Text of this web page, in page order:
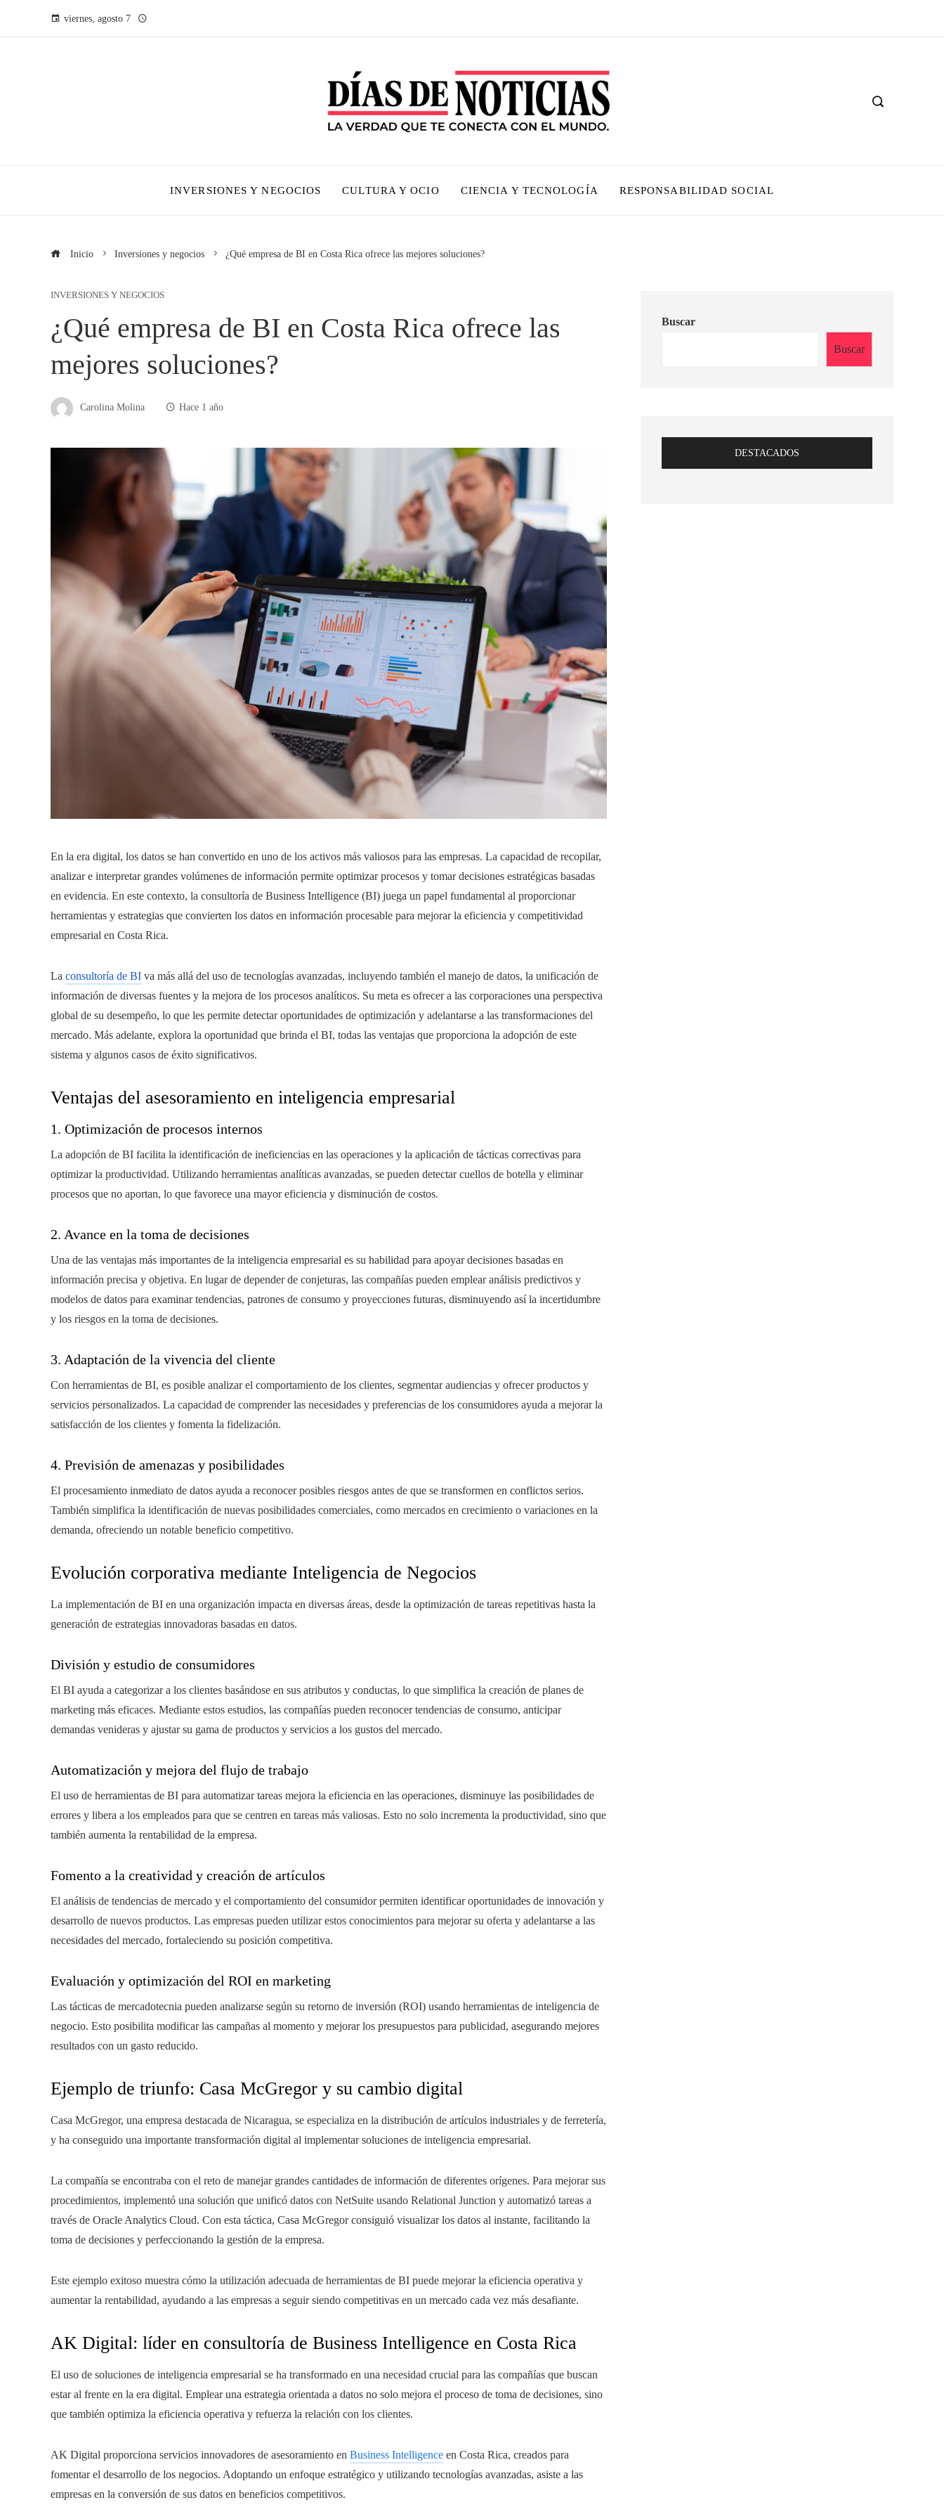
viernes, agosto 7
INVERSIONES Y NEGOCIOS CULTURA Y OCIO CIENCIA Y TECNOLOGÍA RESPONSABILIDAD SOCIAL
Inicio Inversiones y negocios ¿Qué empresa de BI en Costa Rica ofrece las mejores soluciones?
INVERSIONES Y NEGOCIOS
¿Qué empresa de BI en Costa Rica ofrece las
mejores soluciones?
Carolina Molina Hace 1 año
En la era digital, los datos se han convertido en uno de los activos más valiosos para las empresas. La capacidad de recopilar,
analizar e interpretar grandes volúmenes de información permite optimizar procesos y tomar decisiones estratégicas basadas
en evidencia. En este contexto, la consultoría de Business Intelligence (BI) juega un papel fundamental al proporcionar
herramientas y estrategias que convierten los datos en información procesable para mejorar la eficiencia y competitividad
empresarial en Costa Rica.
La consultoría de BI va más allá del uso de tecnologías avanzadas, incluyendo también el manejo de datos, la unificación de
información de diversas fuentes y la mejora de los procesos analíticos. Su meta es ofrecer a las corporaciones una perspectiva
global de su desempeño, lo que les permite detectar oportunidades de optimización y adelantarse a las transformaciones del
mercado. Más adelante, explora la oportunidad que brinda el BI, todas las ventajas que proporciona la adopción de este
sistema y algunos casos de éxito significativos.
Ventajas del asesoramiento en inteligencia empresarial
1. Optimización de procesos internos
La adopción de BI facilita la identificación de ineficiencias en las operaciones y la aplicación de tácticas correctivas para
optimizar la productividad. Utilizando herramientas analíticas avanzadas, se pueden detectar cuellos de botella y eliminar
procesos que no aportan, lo que favorece una mayor eficiencia y disminución de costos.
2. Avance en la toma de decisiones
Una de las ventajas más importantes de la inteligencia empresarial es su habilidad para apoyar decisiones basadas en
información precisa y objetiva. En lugar de depender de conjeturas, las compañías pueden emplear análisis predictivos y
modelos de datos para examinar tendencias, patrones de consumo y proyecciones futuras, disminuyendo así la incertidumbre
y los riesgos en la toma de decisiones.
3. Adaptación de la vivencia del cliente
Con herramientas de BI, es posible analizar el comportamiento de los clientes, segmentar audiencias y ofrecer productos y
servicios personalizados. La capacidad de comprender las necesidades y preferencias de los consumidores ayuda a mejorar la
satisfacción de los clientes y fomenta la fidelización.
4. Previsión de amenazas y posibilidades
El procesamiento inmediato de datos ayuda a reconocer posibles riesgos antes de que se transformen en conflictos serios.
También simplifica la identificación de nuevas posibilidades comerciales, como mercados en crecimiento o variaciones en la
demanda, ofreciendo un notable beneficio competitivo.
Evolución corporativa mediante Inteligencia de Negocios
La implementación de BI en una organización impacta en diversas áreas, desde la optimización de tareas repetitivas hasta la
generación de estrategias innovadoras basadas en datos.
División y estudio de consumidores
El BI ayuda a categorizar a los clientes basándose en sus atributos y conductas, lo que simplifica la creación de planes de
marketing más eficaces. Mediante estos estudios, las compañías pueden reconocer tendencias de consumo, anticipar
demandas venideras y ajustar su gama de productos y servicios a los gustos del mercado.
Automatización y mejora del flujo de trabajo
El uso de herramientas de BI para automatizar tareas mejora la eficiencia en las operaciones, disminuye las posibilidades de
errores y libera a los empleados para que se centren en tareas más valiosas. Esto no solo incrementa la productividad, sino que
también aumenta la rentabilidad de la empresa.
Fomento a la creatividad y creación de artículos
El análisis de tendencias de mercado y el comportamiento del consumidor permiten identificar oportunidades de innovación y
desarrollo de nuevos productos. Las empresas pueden utilizar estos conocimientos para mejorar su oferta y adelantarse a las
necesidades del mercado, fortaleciendo su posición competitiva.
Evaluación y optimización del ROI en marketing
Las tácticas de mercadotecnia pueden analizarse según su retorno de inversión (ROI) usando herramientas de inteligencia de
negocio. Esto posibilita modificar las campañas al momento y mejorar los presupuestos para publicidad, asegurando mejores
resultados con un gasto reducido.
Ejemplo de triunfo: Casa McGregor y su cambio digital
Casa McGregor, una empresa destacada de Nicaragua, se especializa en la distribución de artículos industriales y de ferretería,
y ha conseguido una importante transformación digital al implementar soluciones de inteligencia empresarial.
La compañía se encontraba con el reto de manejar grandes cantidades de información de diferentes orígenes. Para mejorar sus
procedimientos, implementó una solución que unificó datos con NetSuite usando Relational Junction y automatizó tareas a
través de Oracle Analytics Cloud. Con esta táctica, Casa McGregor consiguió visualizar los datos al instante, facilitando la
toma de decisiones y perfeccionando la gestión de la empresa.
Este ejemplo exitoso muestra cómo la utilización adecuada de herramientas de BI puede mejorar la eficiencia operativa y
aumentar la rentabilidad, ayudando a las empresas a seguir siendo competitivas en un mercado cada vez más desafiante.
AK Digital: líder en consultoría de Business Intelligence en Costa Rica
El uso de soluciones de inteligencia empresarial se ha transformado en una necesidad crucial para las compañías que buscan
estar al frente en la era digital. Emplear una estrategia orientada a datos no solo mejora el proceso de toma de decisiones, sino
que también optimiza la eficiencia operativa y refuerza la relación con los clientes.
AK Digital proporciona servicios innovadores de asesoramiento en Business Intelligence en Costa Rica, creados para
fomentar el desarrollo de los negocios. Adoptando un enfoque estratégico y utilizando tecnologías avanzadas, asiste a las
empresas en la conversión de sus datos en beneficios competitivos.
Buscar
Buscar
DESTACADOS